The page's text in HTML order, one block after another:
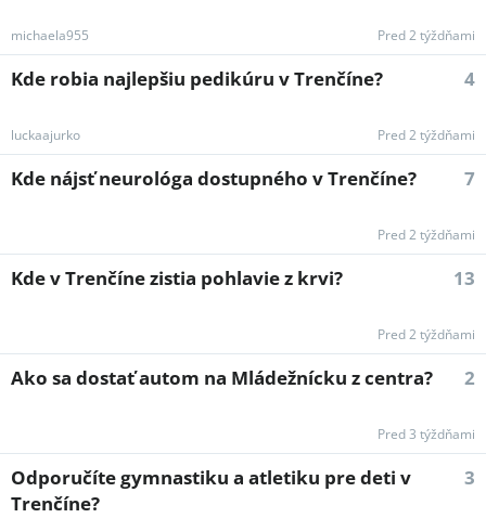
michaela955 Pred 2 týždňami
Kde robia najlepšiu pedikúru v Trenčíne? 4
luckaajurko Pred 2 týždňami
Kde nájsť neurológa dostupného v Trenčíne? 7
Pred 2 týždňami
Kde v Trenčíne zistia pohlavie z krvi? 13
Pred 2 týždňami
Ako sa dostať autom na Mládežnícku z centra? 2
Pred 3 týždňami
Odporučíte gymnastiku a atletiku pre deti v
Trenčíne?
3